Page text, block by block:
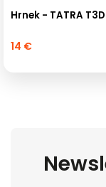
Hrnek - TATRA T3D
14 €